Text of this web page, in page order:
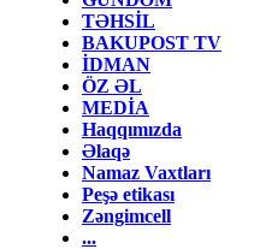
TƏHSİL
BAKUPOST TV
İDMAN
ÖZ ƏL
MEDİA
Haqqımızda
Əlaqə
Namaz Vaxtları
Peşə etikası
Zəngimcell
...